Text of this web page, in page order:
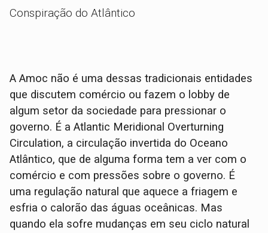
Conspiração do Atlântico
A Amoc não é uma dessas tradicionais entidades
que discutem comércio ou fazem o lobby de
algum setor da sociedade para pressionar o
governo. É a Atlantic Meridional Overturning
Circulation, a circulação invertida do Oceano
Atlântico, que de alguma forma tem a ver com o
comércio e com pressões sobre o governo. É
uma regulação natural que aquece a friagem e
esfria o calorão das águas oceânicas. Mas
quando ela sofre mudanças em seu ciclo natural